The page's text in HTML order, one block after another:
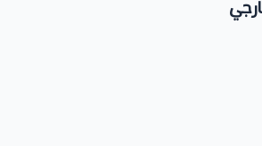
مضاعف، دخول سريع، حماية
أمان منزلك أومكتبك. نقدم لك الآن